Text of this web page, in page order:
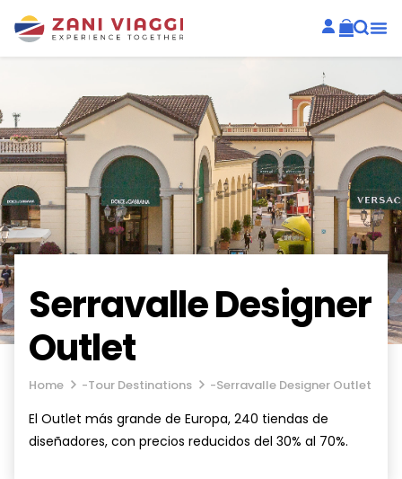
Serravalle Designer
Outlet
Home -Tour Destinations -Serravalle Designer Outlet
El Outlet más grande de Europa, 240 tiendas de
diseñadores, con precios reducidos del 30% al 70%.